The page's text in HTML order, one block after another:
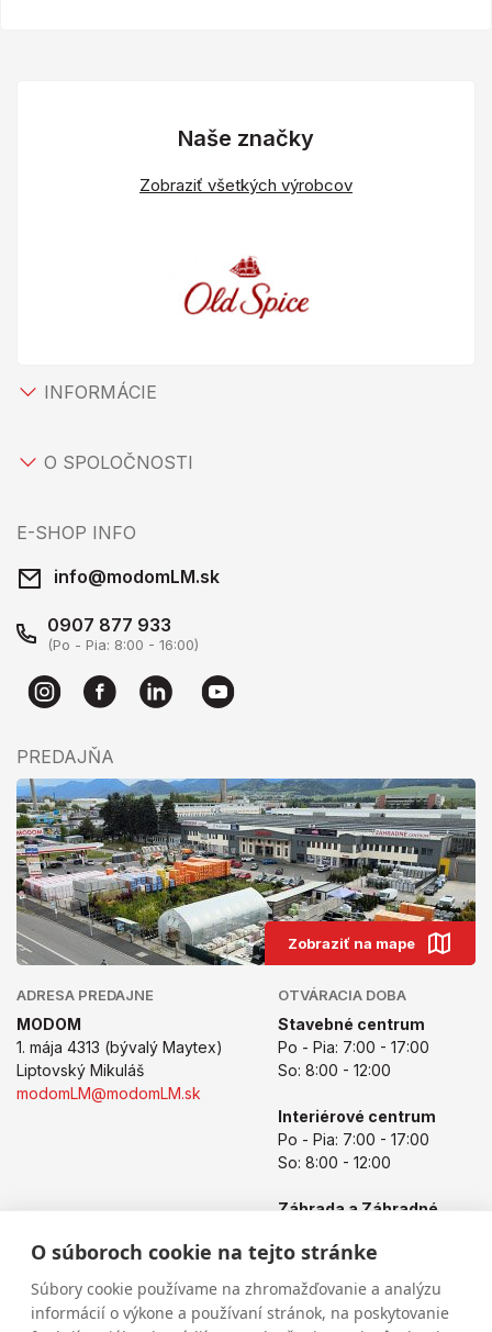
O súboroch cookie na tejto stránke
Súbory cookie používame na zhromažďovanie a analýzu
informácií o výkone a používaní stránok, na poskytovanie
Naše značky
Zobraziť všetkých výrobcov
INFORMÁCIE
O SPOLOČNOSTI
E-SHOP INFO
info@modomLM.sk
0907 877 933
(Po - Pia: 8:00 - 16:00)
PREDAJŇA
Zobraziť na mape
ADRESA PREDAJNE
MODOM
1. mája 4313 (bývalý Maytex)
Liptovský Mikuláš
modomLM@modomLM.sk
OTVÁRACIA DOBA
Stavebné centrum
Po - Pia: 7:00 - 17:00
So: 8:00 - 12:00
Interiérové centrum
Po - Pia: 7:00 - 17:00
So: 8:00 - 12:00
Záhrada a Záhradné
Po - Pia: 8:00 - 17:00
So: 8:00 - 12:00